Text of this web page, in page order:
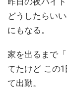
どうしたらい
にもなる。
家を出るまで
てたけど この
て出勤。